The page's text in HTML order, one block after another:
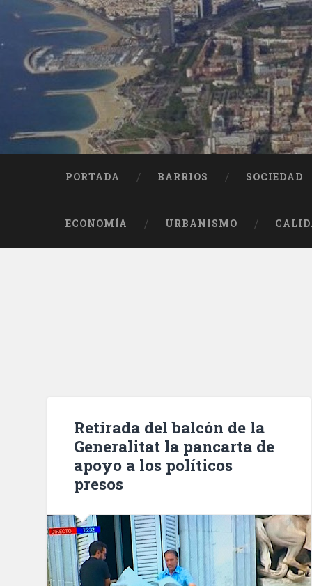
contenido
Buscar
PORTADA BARRIOS SOCIEDAD
ECONOMÍA URBANISMO
Retirada del balcón de la
Generalitat la pancarta de
apoyo a los políticos
presos